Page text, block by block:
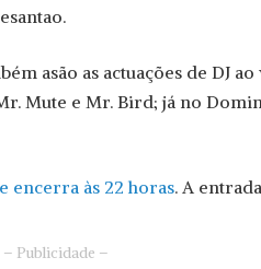
asão as actuações de DJ
Mute e Mr. Bird; já no
encerra às 22 horas. A
– Publicidade –